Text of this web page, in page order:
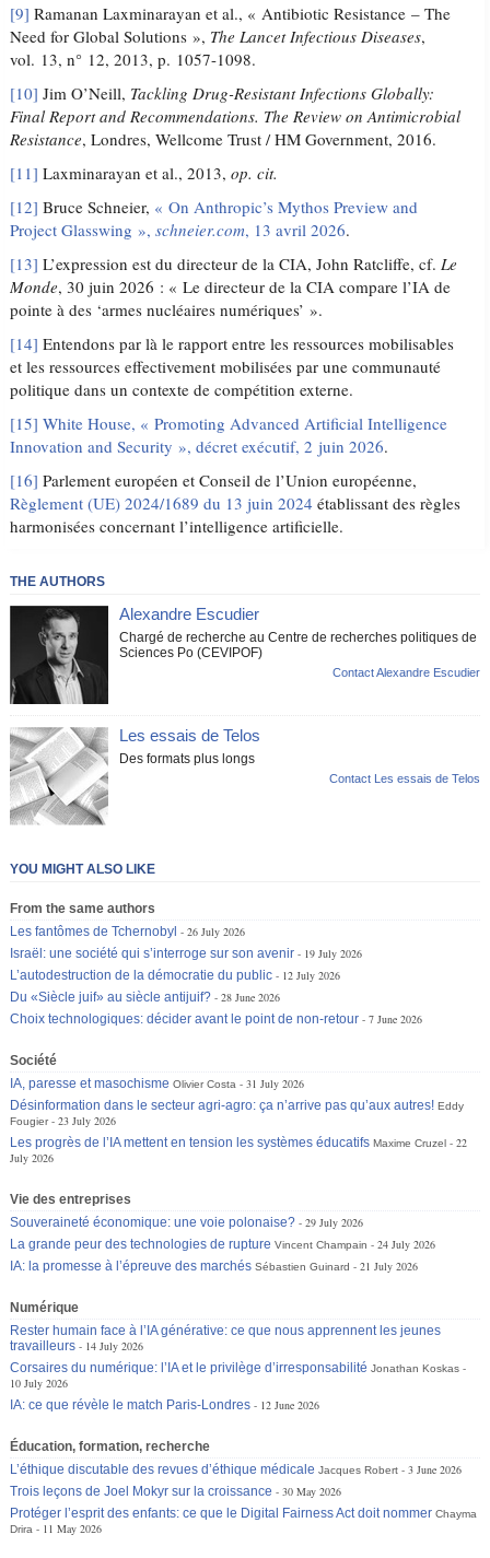
[9] Ramanan Laxminarayan et al., « Antibiotic Resistance – The
Need for Global Solutions », The Lancet Infectious Diseases,
vol. 13, n° 12, 2013, p. 1057-1098.
[10] Jim O’Neill, Tackling Drug-Resistant Infections Globally:
Final Report and Recommendations. The Review on Antimicrobial
Resistance, Londres, Wellcome Trust / HM Government, 2016.
[11] Laxminarayan et al., 2013,op. cit.
[12] Bruce Schneier, « On Anthropic’s Mythos Preview and
Project Glasswing »,schneier.com, 13 avril 2026.
[13] L’expression est du directeur de la CIA, John Ratcliffe, cf. Le
Monde, 30 juin 2026 : « Le directeur de la CIA compare l’IA de
pointe à des ‘armes nucléaires numériques’ ».
[14] Entendons par là le rapport entre les ressources mobilisables
et les ressources effectivement mobilisées par une communauté
politique dans un contexte de compétition externe.
[15] White House, « Promoting Advanced Artificial Intelligence
Innovation and Security », décret exécutif, 2 juin 2026.
[16] Parlement européen et Conseil de l’Union européenne,
Règlement (UE) 2024/1689 du 13 juin 2024 établissant des règles
harmonisées concernant l’intelligence artificielle.
THE AUTHORS
Alexandre Escudier
Chargé de recherche au Centre de recherches politiques de
Sciences Po (CEVIPOF)
Contact Alexandre Escudier
Les essais de Telos
Des formats plus longs
Contact Les essais de Telos
YOU MIGHT ALSO LIKE
From the same authors
Les fantômes de Tchernobyl
26 July 2026
Israël: une société qui s’interroge sur son avenir
19 July 2026
L’autodestruction de la démocratie du public
12 July 2026
Du «Siècle juif» au siècle antijuif?
28 June 2026
Choix technologiques: décider avant le point de non-retour
7 June 2026
Société
IA, paresse et masochisme Olivier Costa
31 July 2026
Désinformation dans le secteur agri-agro: ça n’arrive pas qu’aux autres! Eddy
Fougier
23 July 2026
Les progrès de l’IA mettent en tension les systèmes éducatifs Maxime Cruzel
22
July 2026
Vie des entreprises
Souveraineté économique: une voie polonaise?
29 July 2026
La grande peur des technologies de rupture Vincent Champain
24 July 2026
IA: la promesse à l’épreuve des marchés Sébastien Guinard 21 July 2026
Numérique
Rester humain face à l’IA générative: ce que nous apprennent les jeunes
travailleurs
14 July 2026
Corsaires du numérique: l’IA et le privilège d’irresponsabilité Jonathan Koskas
10 July 2026
IA: ce que révèle le match Paris-Londres
12 June 2026
Éducation, formation, recherche
L’éthique discutable des revues d’éthique médicale Jacques Robert
3 June 2026
Trois leçons de Joel Mokyr sur la croissance
30 May 2026
Protéger l’esprit des enfants: ce que le Digital Fairness Act doit nommer Chayma
Drira
11 May 2026